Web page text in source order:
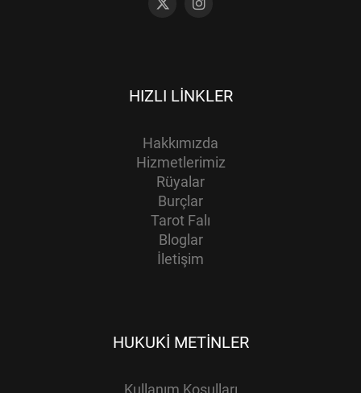
HIZLI LINKLER
Hakkımızda
Hizmetlerimiz
Rüyalar
Burçlar
Tarot Falı
Bloglar
İletişim
HUKUKI METINLER
Kullanım Koşulları